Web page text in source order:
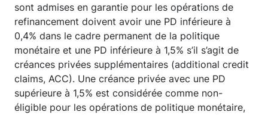
sont admises en garantie pour les opérations de
refinancement doivent avoir une PD inférieure à
0,4% dans le cadre permanent de la politique
monétaire et une PD inférieure à 1,5% s’il s’agit de
créances privées supplémentaires (additional credit
claims, ACC). Une créance privée avec une PD
supérieure à 1,5% est considérée comme non-
éligible pour les opérations de politique monétaire,